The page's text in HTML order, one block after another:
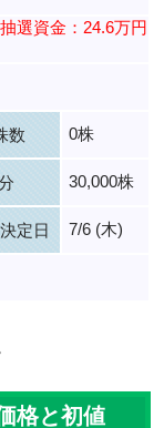
抽選資金：24.6万円
数 0株
30,000株
定日 7/6 (木)
格と初値